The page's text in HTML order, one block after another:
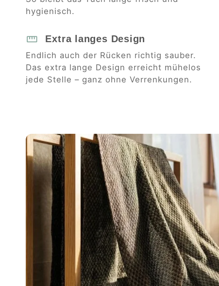
hygienisch.
Extra langes Design
Endlich auch der Rücken richtig sauber.
Das extra lange Design erreicht mühelos
jede Stelle – ganz ohne Verrenkungen.